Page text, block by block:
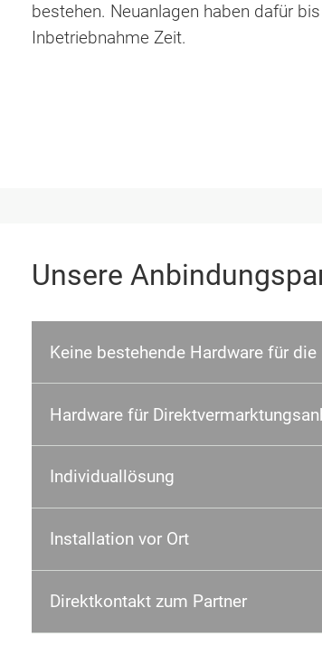
bestehen. Neuanlagen haben dafür
Inbetriebnahme Zeit.
Unsere
Keine bestehende Hardware für
Hardware für
Individuallösung
Installation vor Ort
Direktkontakt zum Partner